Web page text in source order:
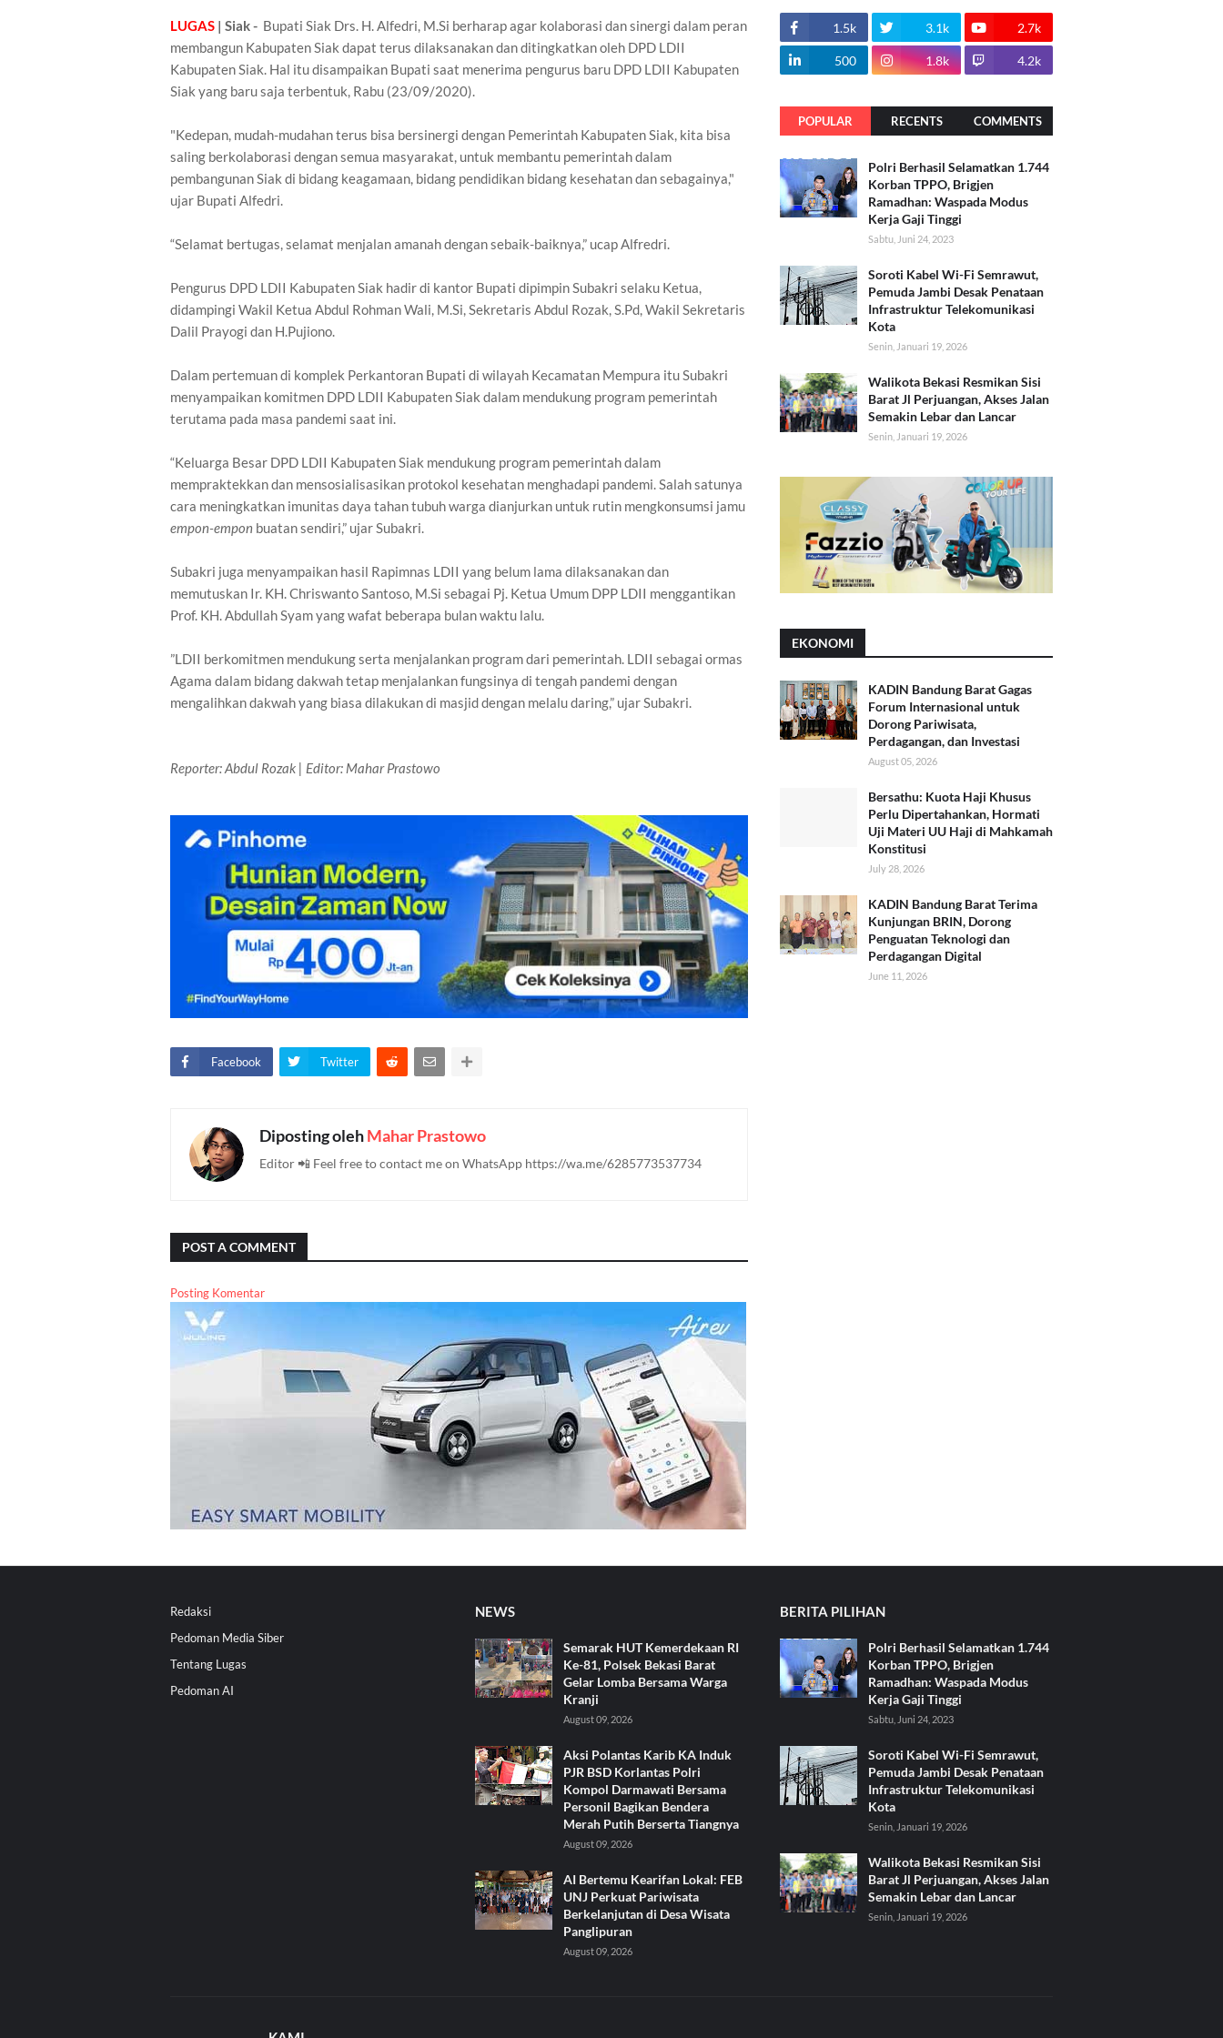
LUGAS | Siak - Bupati Siak Drs. H. Alfedri, M.Si berharap agar kolaborasi dan sinergi dalam peran
membangun Kabupaten Siak dapat terus dilaksanakan dan ditingkatkan oleh DPD LDII
Kabupaten Siak. Hal itu disampaikan Bupati saat menerima pengurus baru DPD LDII Kabupaten
Siak yang baru saja terbentuk, Rabu (23/09/2020).
"Kedepan, mudah-mudahan terus bisa bersinergi dengan Pemerintah Kabupaten Siak, kita bisa
saling berkolaborasi dengan semua masyarakat, untuk membantu pemerintah dalam
pembangunan Siak di bidang keagamaan, bidang pendidikan bidang kesehatan dan sebagainya,"
ujar Bupati Alfedri.
“Selamat bertugas, selamat menjalan amanah dengan sebaik-baiknya,” ucap Alfredri.
Pengurus DPD LDII Kabupaten Siak hadir di kantor Bupati dipimpin Subakri selaku Ketua,
didampingi Wakil Ketua Abdul Rohman Wali, M.Si, Sekretaris Abdul Rozak, S.Pd, Wakil Sekretaris
Dalil Prayogi dan H.Pujiono.
Dalam pertemuan di komplek Perkantoran Bupati di wilayah Kecamatan Mempura itu Subakri
menyampaikan komitmen DPD LDII Kabupaten Siak dalam mendukung program pemerintah
terutama pada masa pandemi saat ini.
“Keluarga Besar DPD LDII Kabupaten Siak mendukung program pemerintah dalam
mempraktekkan dan mensosialisasikan protokol kesehatan menghadapi pandemi. Salah satunya
cara meningkatkan imunitas daya tahan tubuh warga dianjurkan untuk rutin mengkonsumsi jamu
empon-empon buatan sendiri,” ujar Subakri.
Subakri juga menyampaikan hasil Rapimnas LDII yang belum lama dilaksanakan dan
memutuskan Ir. KH. Chriswanto Santoso, M.Si sebagai Pj. Ketua Umum DPP LDII menggantikan
Prof. KH. Abdullah Syam yang wafat beberapa bulan waktu lalu.
”LDII berkomitmen mendukung serta menjalankan program dari pemerintah. LDII sebagai ormas
Agama dalam bidang dakwah tetap menjalankan fungsinya di tengah pandemi dengan
mengalihkan dakwah yang biasa dilakukan di masjid dengan melalu daring,” ujar Subakri.
Reporter: Abdul Rozak | Editor: Mahar Prastowo
Facebook Twitter
Diposting olehMahar Prastowo
Editor 📲 Feel free to contact me on WhatsApp https://wa.me/6285773537734
POST A COMMENT
Posting Komentar
1.5k 3.1k 2.7k
500 1.8k 4.2k
POPULAR RECENTS COMMENTS
Polri Berhasil Selamatkan 1.744
Korban TPPO, Brigjen
Ramadhan: Waspada Modus
Kerja Gaji Tinggi
Sabtu, Juni 24, 2023
Soroti Kabel Wi-Fi Semrawut,
Pemuda Jambi Desak Penataan
Infrastruktur Telekomunikasi
Kota
Senin, Januari 19, 2026
Walikota Bekasi Resmikan Sisi
Barat Jl Perjuangan, Akses Jalan
Semakin Lebar dan Lancar
Senin, Januari 19, 2026
EKONOMI
KADIN Bandung Barat Gagas
Forum Internasional untuk
Dorong Pariwisata,
Perdagangan, dan Investasi
August 05, 2026
Bersathu: Kuota Haji Khusus
Perlu Dipertahankan, Hormati
Uji Materi UU Haji di Mahkamah
Konstitusi
July 28, 2026
KADIN Bandung Barat Terima
Kunjungan BRIN, Dorong
Penguatan Teknologi dan
Perdagangan Digital
June 11, 2026
Redaksi
Pedoman Media Siber
Tentang Lugas
Pedoman AI
NEWS
Semarak HUT Kemerdekaan RI
Ke-81, Polsek Bekasi Barat
Gelar Lomba Bersama Warga
Kranji
August 09, 2026
Aksi Polantas Karib KA Induk
PJR BSD Korlantas Polri
Kompol Darmawati Bersama
Personil Bagikan Bendera
Merah Putih Berserta Tiangnya
August 09, 2026
AI Bertemu Kearifan Lokal: FEB
UNJ Perkuat Pariwisata
Berkelanjutan di Desa Wisata
Panglipuran
August 09, 2026
BERITA PILIHAN
Polri Berhasil Selamatkan 1.744
Korban TPPO, Brigjen
Ramadhan: Waspada Modus
Kerja Gaji Tinggi
Sabtu, Juni 24, 2023
Soroti Kabel Wi-Fi Semrawut,
Pemuda Jambi Desak Penataan
Infrastruktur Telekomunikasi
Kota
Senin, Januari 19, 2026
Walikota Bekasi Resmikan Sisi
Barat Jl Perjuangan, Akses Jalan
Semakin Lebar dan Lancar
Senin, Januari 19, 2026